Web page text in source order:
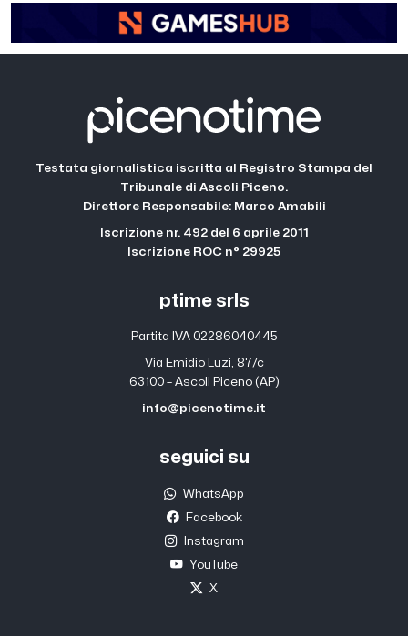
Testata giornalistica iscritta al Registro Stampa del
Tribunale di Ascoli Piceno.
Direttore Responsabile: Marco Amabili
Iscrizione nr. 492 del 6 aprile 2011
Iscrizione ROC n° 29925
ptime srls
Partita IVA 02286040445
Via Emidio Luzi, 87/c
63100 – Ascoli Piceno (AP)
info@picenotime.it
seguici su
WhatsApp
Facebook
Instagram
YouTube
X